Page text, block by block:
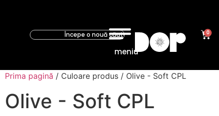
meniu
0
Prima pagină / Culoare produs / Olive - Soft CPL
Olive - Soft CPL